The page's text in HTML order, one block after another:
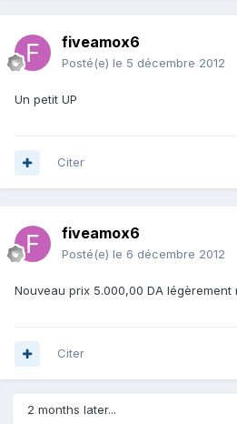
fiveamox6
Posté(e) le 5 décembre 2012
Un petit UP
Citer
fiveamox6
Posté(e) le 6 décembre 2012
Nouveau prix 5.000,00 DA légèrement
Citer
2 months later...